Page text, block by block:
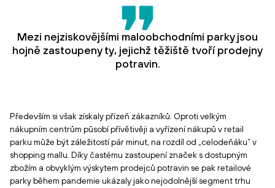
Mezi nejziskovějšími maloobchodními parky jsou
hojně zastoupeny ty, jejichž těžiště tvoří prodejny
potravin.
Především si však získaly přízeň zákazníků. Oproti velkým
nákupním centrům působí přívětivěji a vyřízení nákupů v retail
parku může být záležitostí pár minut, na rozdíl od „celodeňáku“ v
shopping mallu. Díky častému zastoupení značek s dostupným
zbožím a obvyklým výskytem prodejců potravin se pak retailové
parky během pandemie ukázaly jako nejodolnější segment trhu